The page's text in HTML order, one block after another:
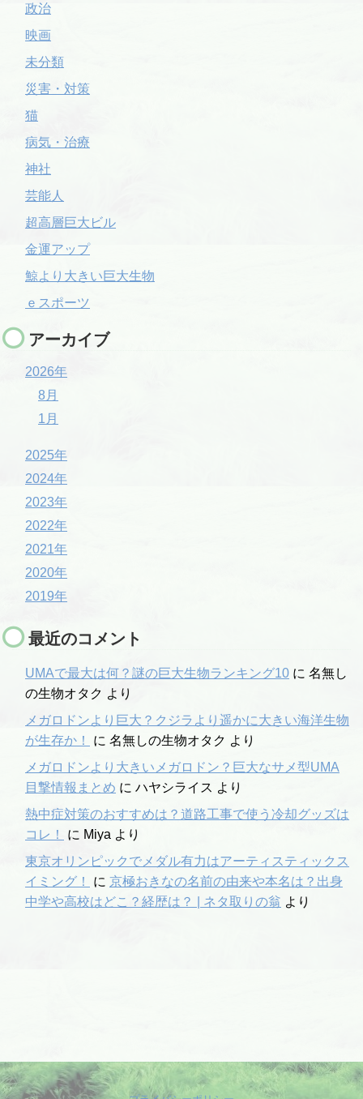
政治
映画
未分類
災害・対策
猫
病気・治療
神社
芸能人
超高層巨大ビル
金運アップ
鯨より大きい巨大生物
ｅスポーツ
アーカイブ
2026年
8月
1月
2025年
2024年
2023年
2022年
2021年
2020年
2019年
最近のコメント
UMAで最大は何？謎の巨大生物ランキング10 に 名無し
の生物オタク より
メガロドンより巨大？クジラより遥かに大きい海洋生物
が生存か！
に 名無しの生物オタク より
メガロドンより大きいメガロドン？巨大なサメ型UMA
目撃情報まとめ に ハヤシライス より
熱中症対策のおすすめは？道路工事で使う冷却グッズは
コレ！
に Miya より
東京オリンピックでメダル有力はアーティスティックス
イミング！
に 京極おきなの名前の由来や本名は？出身
中学や高校はどこ？経歴は？ | ネタ取りの翁 より